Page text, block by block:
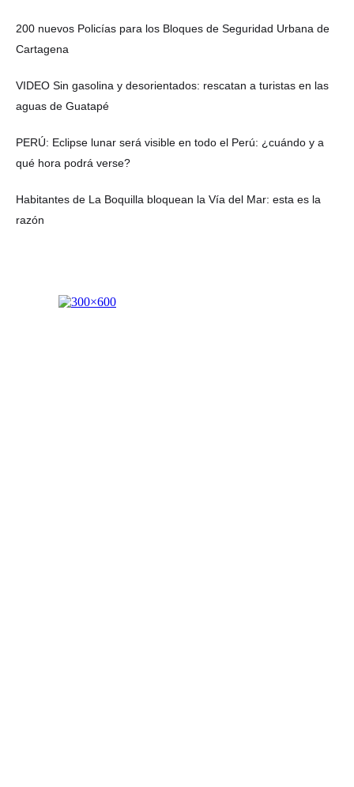
200 nuevos Policías para los Bloques de Seguridad Urbana de
Cartagena
VIDEO Sin gasolina y desorientados: rescatan a turistas en las
aguas de Guatapé
PERÚ: Eclipse lunar será visible en todo el Perú: ¿cuándo y a
qué hora podrá verse?
Habitantes de La Boquilla bloquean la Vía del Mar: esta es la
razón